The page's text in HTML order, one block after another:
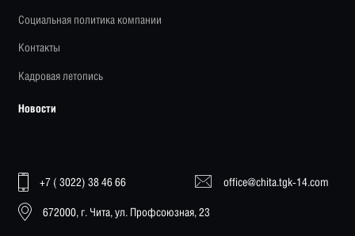
Социальная политика компании
Контакты
Кадровая летопись
Новости
+7 ( 3022) 38 46 66 office@chita.tgk-14.com
672000, г. Чита, ул. Профсоюзная, 23